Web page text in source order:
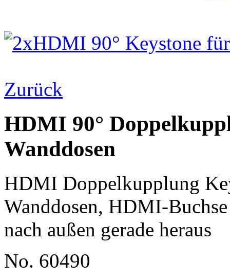
Zurück
HDMI 90°
Wanddosen
HDMI Doppelkupplung
Wanddosen, HDMI-
nach außen gerade heraus
No. 60490